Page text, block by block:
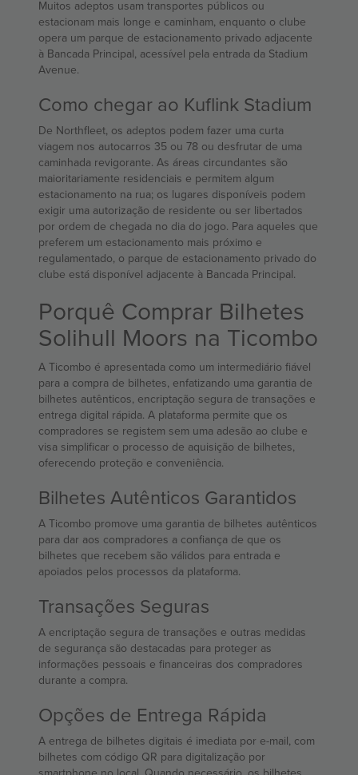
Muitos adeptos usam transportes públicos ou
estacionam mais longe e caminham, enquanto o clube
opera um parque de estacionamento privado adjacente
à Bancada Principal, acessível pela entrada da Stadium
Avenue.
Como chegar ao Kuflink Stadium
De Northfleet, os adeptos podem fazer uma curta
viagem nos autocarros 35 ou 78 ou desfrutar de uma
caminhada revigorante. As áreas circundantes são
maioritariamente residenciais e permitem algum
estacionamento na rua; os lugares disponíveis podem
exigir uma autorização de residente ou ser libertados
por ordem de chegada no dia do jogo. Para aqueles que
preferem um estacionamento mais próximo e
regulamentado, o parque de estacionamento privado do
clube está disponível adjacente à Bancada Principal.
Porquê Comprar Bilhetes
Solihull Moors na Ticombo
A Ticombo é apresentada como um intermediário fiável
para a compra de bilhetes, enfatizando uma garantia de
bilhetes autênticos, encriptação segura de transações e
entrega digital rápida. A plataforma permite que os
compradores se registem sem uma adesão ao clube e
visa simplificar o processo de aquisição de bilhetes,
oferecendo proteção e conveniência.
Bilhetes Autênticos Garantidos
A Ticombo promove uma garantia de bilhetes autênticos
para dar aos compradores a confiança de que os
bilhetes que recebem são válidos para entrada e
apoiados pelos processos da plataforma.
Transações Seguras
A encriptação segura de transações e outras medidas
de segurança são destacadas para proteger as
informações pessoais e financeiras dos compradores
durante a compra.
Opções de Entrega Rápida
A entrega de bilhetes digitais é imediata por e-mail, com
bilhetes com código QR para digitalização por